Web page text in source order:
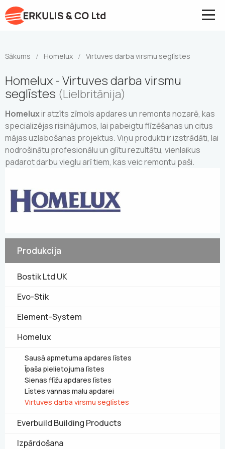
Sākums / Homelux / Virtuves darba virsmu seglīstes
Homelux - Virtuves darba virsmu
seglīstes (Lielbritānija)
Homeluxir atzīts zīmols apdares un remonta nozarē, kas
specializējas risinājumos, lai pabeigtu flīzēšanas un citus
mājas uzlabošanas projektus. Viņu produkti ir izstrādāti, lai
nodrošinātu profesionālu un glītu rezultātu, vienlaikus
padarot darbu vieglu arī tiem, kas veic remontu paši.
Produkcija
Bostik Ltd UK
Evo-Stik
Element-System
Homelux
Sausā apmetuma apdares līstes
Īpaša pielietojuma līstes
Sienas flīžu apdares līstes
Līstes vannas malu apdarei
Virtuves darba virsmu seglīstes
Everbuild Building Products
Izpārdošana